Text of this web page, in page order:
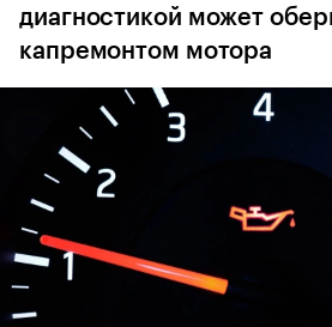
диагностикой может
капремонтом мотора